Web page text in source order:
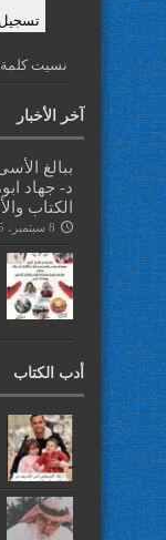
نسيت كلمة
آخر الأخبار
ببالغ
د- جهاد
الكتاب
8 سبتمبر، 2025
أدب الكتاب